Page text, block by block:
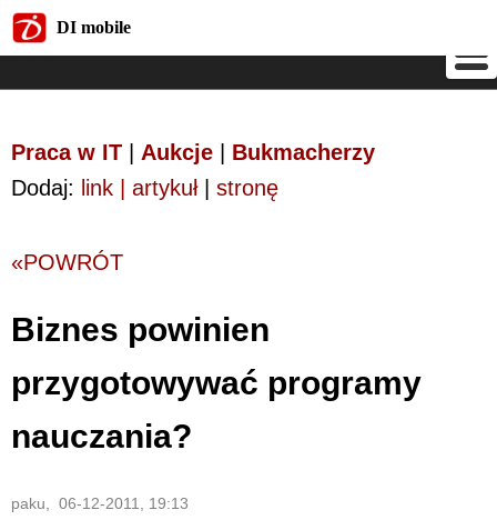
DI mobile
Praca w IT Aukcje
Bukmacherzy
Dodaj: link | artykuł| stronę
«POWRÓT
Biznes powinien
przygotowywać programy
nauczania?
paku, 06-12-2011, 19:13
DI mobile